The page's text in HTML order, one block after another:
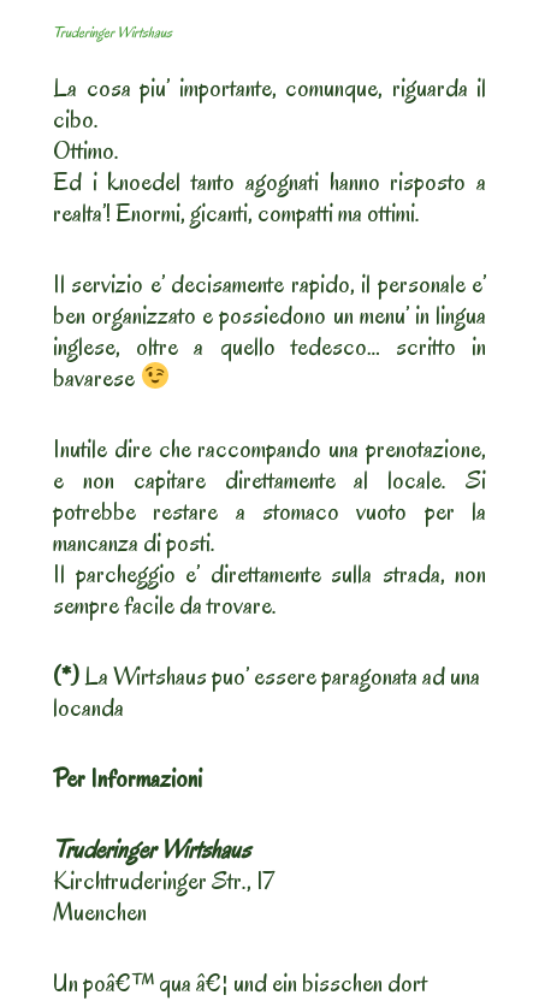
Truderinger Wirtshaus
La cosa piu’ importante, comunque, riguarda il
cibo.
Ottimo.
Ed i knoedel tanto agognati hanno risposto a
realta’! Enormi, gicanti, compatti ma ottimi.
Il servizio e’ decisamente rapido, il personale e’
ben organizzato e possiedono un menu’ in lingua
inglese, oltre a quello tedesco… scritto in
bavarese
Inutile dire che raccompando una prenotazione,
e non capitare direttamente al locale. Si
potrebbe restare a stomaco vuoto per la
mancanza di posti.
Il parcheggio e’ direttamente sulla strada, non
sempre facile da trovare.
(*)La Wirtshaus puo’ essere paragonata ad una
locanda
Per Informazioni
Truderinger Wirtshaus
Kirchtruderinger Str., 17
Muenchen
Un poâ€™ qua â€¦ und ein bisschen dort